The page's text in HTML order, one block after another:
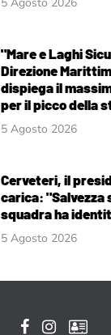
"Mare e Laghi
Direzione
dispiega il
per il picco della
5 Agosto 2026
Cerveteri, il
carica: "Salvezza
squadra ha
5 Agosto 2026